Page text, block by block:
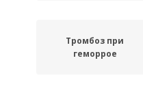
Тромбоз при
геморрое